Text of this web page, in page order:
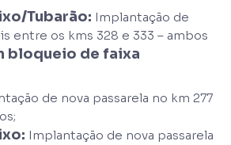
Tubarão: Implantação de
entre os kms 328 e 333 – ambos
bloqueio de faixa
de nova passarela no km 277
Implantação de nova passarela